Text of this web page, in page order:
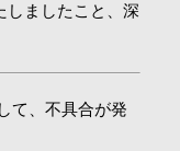
しましたこと、深
て、不具合が発